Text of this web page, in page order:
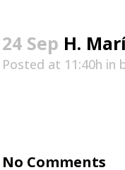
24 Sep H.
Posted at 11:40h in
No Comments